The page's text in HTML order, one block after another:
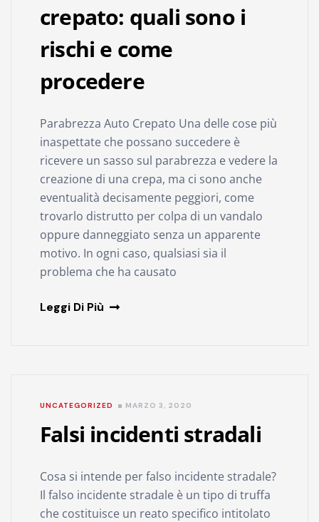
crepato: quali sono i
rischi e come
procedere
Parabrezza Auto Crepato Una delle cose più
inaspettate che possano succedere è
ricevere un sasso sul parabrezza e vedere la
creazione di una crepa, ma ci sono anche
eventualità decisamente peggiori, come
trovarlo distrutto per colpa di un vandalo
oppure danneggiato senza un apparente
motivo. In ogni caso, qualsiasi sia il
problema che ha causato
Leggi Di Più
Falsi incidenti stradali
UNCATEGORIZED MARZO 3, 2020
Cosa si intende per falso incidente stradale?
Il falso incidente stradale è un tipo di truffa
che costituisce un reato specifico intitolato